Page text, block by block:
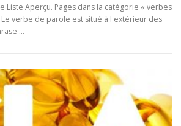
Liste Aperçu. Pages dans la catégorie « verbes
verbe de parole est situé à l'extérieur des
…